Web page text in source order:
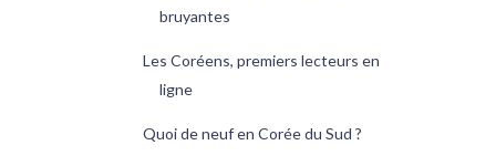
bruyantes
Les Coréens, premiers lecteurs en
ligne
Quoi de neuf en Corée du Sud ?